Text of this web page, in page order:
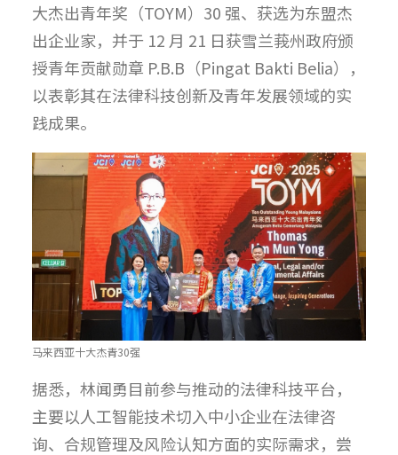
大杰出青年奖（TOYM）30 强、获选为东盟杰
出企业家，并于 12 月 21 日获雪兰莪州政府颁
授青年贡献勋章 P.B.B（Pingat Bakti Belia），
以表彰其在法律科技创新及青年发展领域的实
践成果。
马来西亚十大杰青30强
据悉，林闻勇目前参与推动的法律科技平台，
主要以人工智能技术切入中小企业在法律咨
询、合规管理及风险认知方面的实际需求，尝